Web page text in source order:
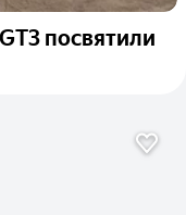
посвятили